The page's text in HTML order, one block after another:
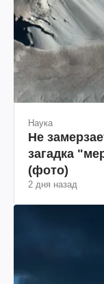
Наука
Не
загадка
(фото)
2 дня назад